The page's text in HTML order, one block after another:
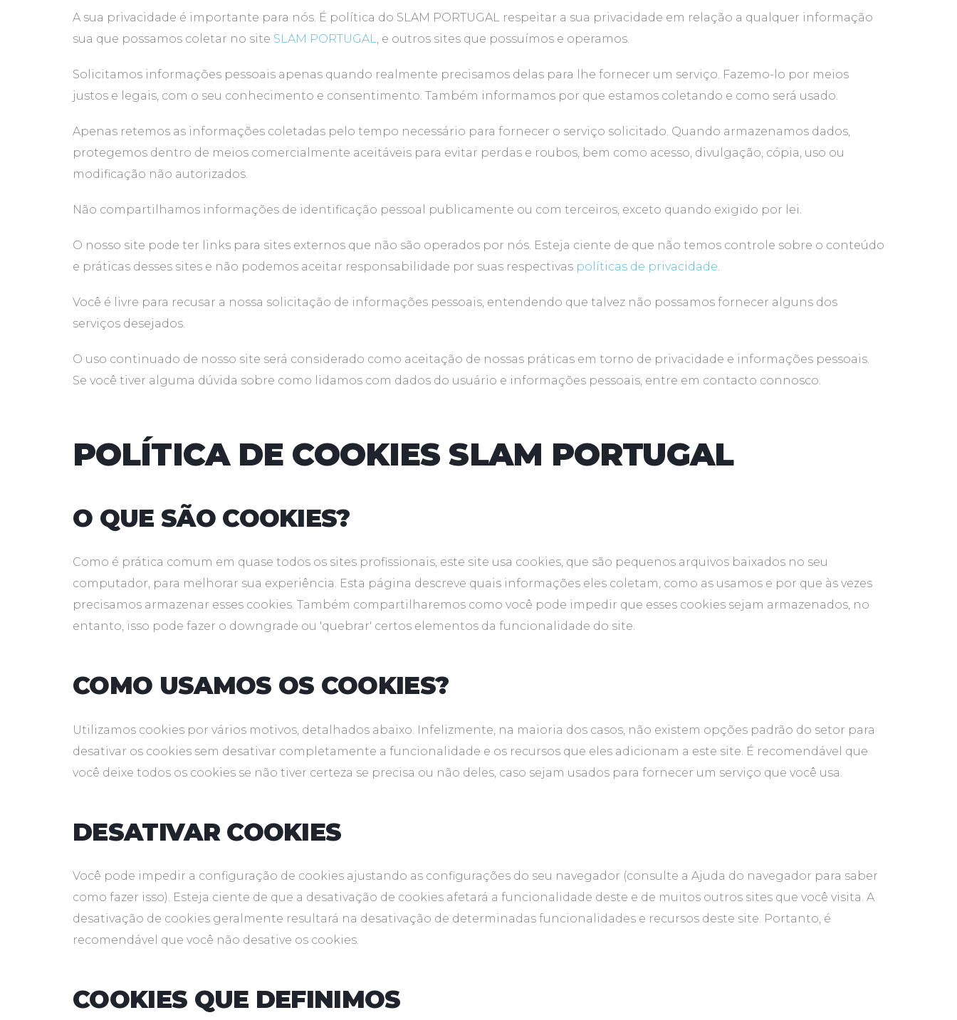
A sua privacidade é importante para nós. É política do SLAM PORTUGAL respeitar a sua privacidade em relação a qualquer informação
sua que possamos coletar no site SLAM PORTUGAL , e outros sites que possuímos e operamos.
Solicitamos informações pessoais apenas quando realmente precisamos delas para lhe fornecer um serviço. Fazemo-lo por meios
justos e legais, com o seu conhecimento e consentimento. Também informamos por que estamos coletando e como será usado.
Apenas retemos as informações coletadas pelo tempo necessário para fornecer o serviço solicitado. Quando armazenamos dados,
protegemos dentro de meios comercialmente aceitáveis para evitar perdas e roubos, bem como acesso, divulgação, cópia, uso ou
modificação não autorizados.
Não compartilhamos informações de identificação pessoal publicamente ou com terceiros, exceto quando exigido por lei.
O nosso site pode ter links para sites externos que não são operados por nós. Esteja ciente de que não temos controle sobre o conteúdo
e práticas desses sites e não podemos aceitar responsabilidade por suas respectivas políticas de privacidade
Você é livre para recusar a nossa solicitação de informações pessoais, entendendo que talvez não possamos fornecer alguns dos
serviços desejados.
O uso continuado de nosso site será considerado como aceitação de nossas práticas em torno de privacidade e informações pessoais.
Se você tiver alguma dúvida sobre como lidamos com dados do usuário e informações pessoais, entre em contacto connosco.
POLÍTICA DE COOKIES SLAM PORTUGAL
O QUE SÃO COOKIES?
Como é prática comum em quase todos os sites profissionais, este site usa cookies, que são pequenos arquivos baixados no seu
computador, para melhorar sua experiência. Esta página descreve quais informações eles coletam, como as usamos e por que às vezes
precisamos armazenar esses cookies. Também compartilharemos como você pode impedir que esses cookies sejam armazenados, no
entanto, isso pode fazer o downgrade ou 'quebrar' certos elementos da funcionalidade do site.
COMO USAMOS OS COOKIES?
Utilizamos cookies por vários motivos, detalhados abaixo. Infelizmente, na maioria dos casos, não existem opções padrão do setor para
desativar os cookies sem desativar completamente a funcionalidade e os recursos que eles adicionam a este site. É recomendável que
você deixe todos os cookies se não tiver certeza se precisa ou não deles, caso sejam usados para fornecer um serviço que você usa.
DESATIVAR COOKIES
Você pode impedir a configuração de cookies ajustando as configurações do seu navegador (consulte a Ajuda do navegador para saber
como fazer isso). Esteja ciente de que a desativação de cookies afetará a funcionalidade deste e de muitos outros sites que você visita. A
desativação de cookies geralmente resultará na desativação de determinadas funcionalidades e recursos deste site. Portanto, é
recomendável que você não desative os cookies.
COOKIES QUE DEFINIMOS